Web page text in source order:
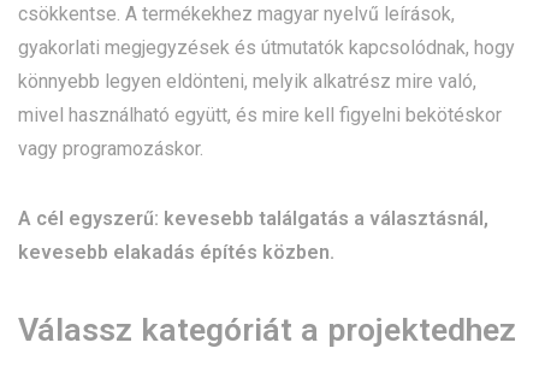
csökkentse. A termékekhez magyar nyelvű leírások,
gyakorlati megjegyzések és útmutatók kapcsolódnak, hogy
könnyebb legyen eldönteni, melyik alkatrész mire való,
mivel használható együtt, és mire kell figyelni bekötéskor
vagy programozáskor.
A cél egyszerű: kevesebb találgatás a választásnál,
kevesebb elakadás építés közben.
Válassz kategóriát a projektedhez